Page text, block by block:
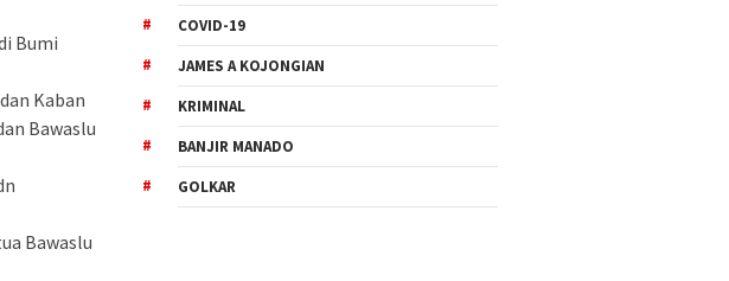
Bumi
Kaban
Bawaslu
Bawaslu
COVID-19
JAMES A KOJONGIAN
KRIMINAL
BANJIR MANADO
GOLKAR